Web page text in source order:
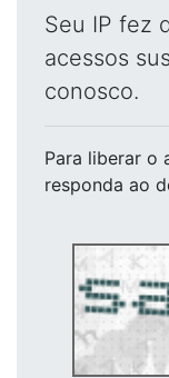
Seu IP fez
acessos
conosco.
Para liberar o
responda ao